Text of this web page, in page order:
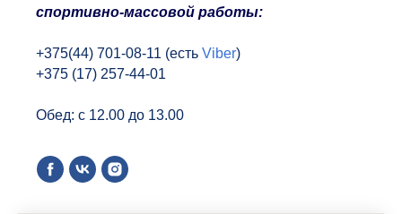
спортивно-массовой работы:
+375(44) 701-08-11 (есть Viber)
+375 (17) 257-44-01
Обед: с 12.00 до 13.00